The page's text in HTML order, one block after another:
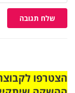
שלח תגובה